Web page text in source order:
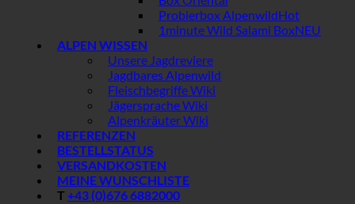
Probierbox Alpenwild
1minute Wild Salami Box
ALPEN WISSEN
Unsere Jagdreviere
Jagdbares Alpenwild
Fleischbegriffe Wiki
Jägersprache Wiki
Alpenkräuter Wiki
REFERENZEN
BESTELLSTATUS
VERSANDKOSTEN
MEINE WUNSCHLISTE
T +43 (0)676 6882000